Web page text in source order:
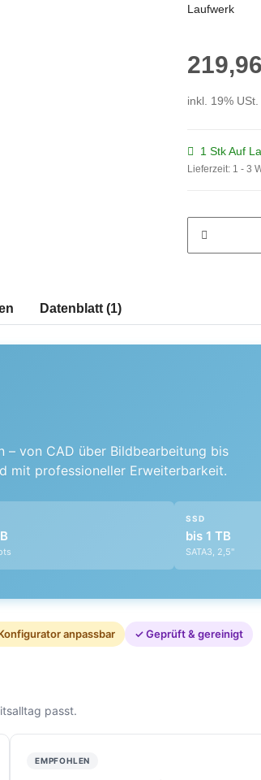
Laufwerk
inkl. 19% USt.
1 Stk Auf
Lieferzeit: 1 - 3
Datenblatt (1)
– von CAD über Bildbearbeitung bis
mit professioneller Erweiterbarkeit.
SSD
bis 1 TB
SATA3, 2,5"
anpassbar ✓ Geprüft & gereinigt
passt.
EMPFOHLEN